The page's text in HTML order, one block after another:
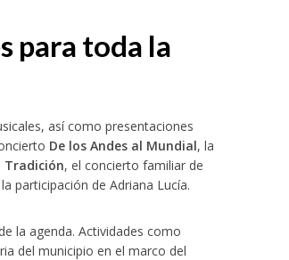
para toda la
así como presentaciones
De los Andes al Mundial, la
Tradición, el concierto familiar de
participación de Adriana Lucía.
la agenda. Actividades como
del municipio en el marco del